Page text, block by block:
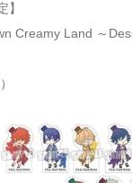
】
Creamy Land ～